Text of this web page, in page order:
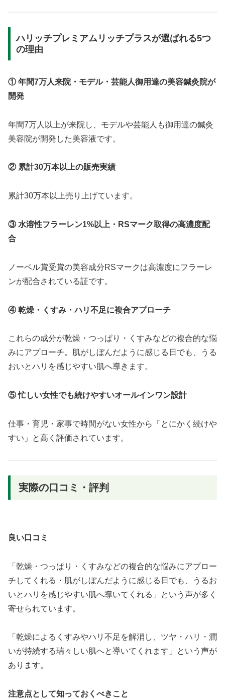
ハリッチプレミアムリッチプラスが選ばれる5つ
の理由
① 年間7万人来院・モデル・芸能人御用達の美容鍼灸院が
開発
年間7万人以上が来院し、モデルや芸能人も御用達の鍼灸
美容院が開発した美容液です。
② 累計30万本以上の販売実績
累計30万本以上売り上げています。
③ 水溶性フラーレン1%以上・RSマーク取得の高濃度配
合
ノーベル賞受賞の美容成分RSマークは高濃度にフラーレ
ンが配合されている証です。
④ 乾燥・くすみ・ハリ不足に複合アプローチ
これらの成分が乾燥・つっぱり・くすみなどの複合的な悩
みにアプローチ。肌がしぼんだように感じる日でも、うる
おいとハリを感じやすい肌へ導きます。
⑤ 忙しい女性でも続けやすいオールインワン設計
仕事・育児・家事で時間がない女性から「とにかく続けや
すい」と高く評価されています。
実際の口コミ・評判
良い口コミ
「乾燥・つっぱり・くすみなどの複合的な悩みにアプロー
チしてくれる・肌がしぼんだように感じる日でも、うるお
いとハリを感じやすい肌へ導いてくれる」という声が多く
寄せられています。
「乾燥によるくすみやハリ不足を解消し、ツヤ・ハリ・潤
いが持続する瑞々しい肌へと導いてくれます」という声が
あります。
注意点として知っておくべきこと